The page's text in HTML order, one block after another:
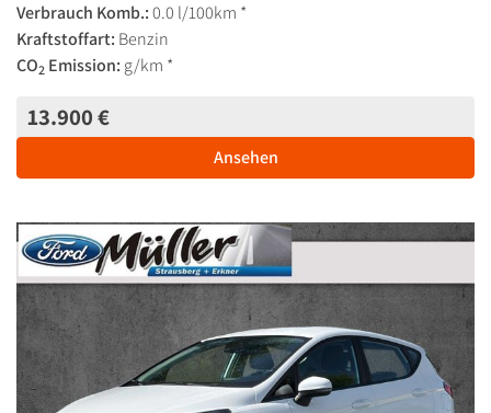
Verbrauch Komb.:0.0 l/100km *
Kraftstoffart: Benzin
CO2 Emission: g/km *
13.900 €
Ansehen